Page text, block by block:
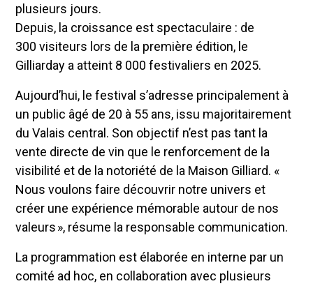
plusieurs jours.
Depuis, la croissance est spectaculaire : de
300 visiteurs lors de la première édition, le
Gilliarday a atteint 8 000 festivaliers en 2025.
Aujourd’hui, le festival s’adresse principalement à
un public âgé de 20 à 55 ans, issu majoritairement
du Valais central. Son objectif n’est pas tant la
vente directe de vin que le renforcement de la
visibilité et de la notoriété de la Maison Gilliard. «
Nous voulons faire découvrir notre univers et
créer une expérience mémorable autour de nos
valeurs », résume la responsable communication.
La programmation est élaborée en interne par un
comité ad hoc, en collaboration avec plusieurs